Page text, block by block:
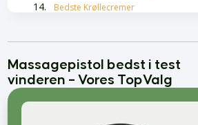
Bedste Krøllecremer
Føntørrer bedst i test
Massagepistol bedst i test
vinderen – Vores TopValg